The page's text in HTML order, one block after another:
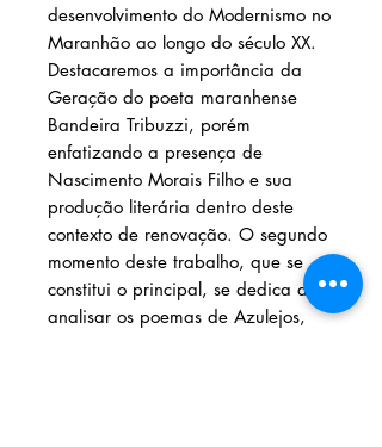
desenvolvimento do Modernismo no
Maranhão ao longo do século XX.
Destacaremos a importância da
Geração do poeta maranhense
Bandeira Tribuzzi, porém
enfatizando a presença de
Nascimento Morais Filho e sua
produção literária dentro deste
contexto de renovação. O segundo
momento deste trabalho, que se
constitui o principal, se dedica a
analisar os poemas de Azulejos,